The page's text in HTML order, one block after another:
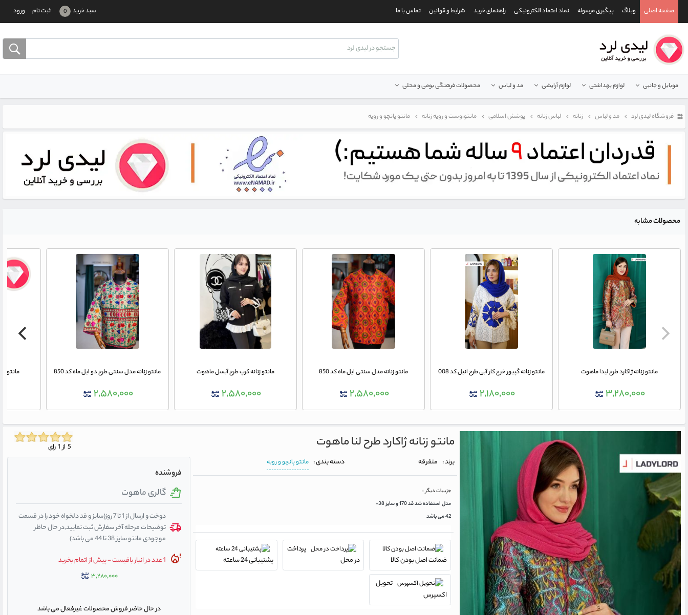
ورود ثبت نام سبد خرید 0 صفحه اصلی وبلاگ پیگیری مرسوله نماد اعتماد الکترونیکی راهنمای خرید شرایط و قوانین تماس با ما
موبایل و جانبی لوازم بهداشتی لوازم آرایشی مد و لباس محصولات فرهنگی بومی و محلی
فروشگاه لیدی لرد مد و لباس زنانه لباس زنانه پوشش اسلامی مانتو،وست و رویه زنانه مانتو پانچو و رویه
محصولات مشابه
مانتو زنانه ژاکارد طرح لیدا ماهوت
۳,۲۸۰,۰۰۰
مانتو زنانه گپیور خرج کار آبی طرح انیل کد 008
۲,۱۸۰,۰۰۰
مانتو زنانه مدل سنتی ایل ماه کد 850
۲,۵۸۰,۰۰۰
مانتو زنانه کرپ طرح آیسل ماهوت
۲,۵۸۰,۰۰۰
مانتو زنانه مدل سنتی طرح دو ایل ماه کد 850
۲,۵۸۰,۰۰۰
مانتو
مانتو زنانه ژاکارد طرح لنا ماهوت
برند : متفرقه دسته بندی : مانتو پانچو و رویه
جزییات دیگر :
مدل استفاده شد قد 170 و سایز 38-
42 می باشد
ضمانت اصل بودن کالا
پرداخت
در محل
پشتیبانی 24 ساعته
تحویل
اکسپرس
فروشنده
گالری ماهوت
دوخت و ارسال از 1 تا 7 روز(سایز و قد دلخواه خود را در قسمت
توضیحات مرحله آخر سفارش ثبت نمایید,در حال حاظر
موجودی مانتو سایز 38 تا 44 می باشد)
1 عدد در انبار باقیست - پیش از اتمام بخرید
۳,۲۸۰,۰۰۰
در حال حاضر فروش محصولات غیرفعال می باشد